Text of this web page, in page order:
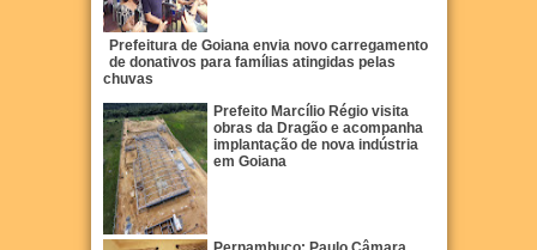
Prefeitura de Goiana envia novo carregamento
de donativos para famílias atingidas pelas
chuvas
Prefeito Marcílio Régio visita
obras da Dragão e acompanha
implantação de nova indústria
em Goiana